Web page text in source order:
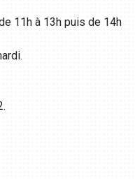
11h à 13h puis de 14h